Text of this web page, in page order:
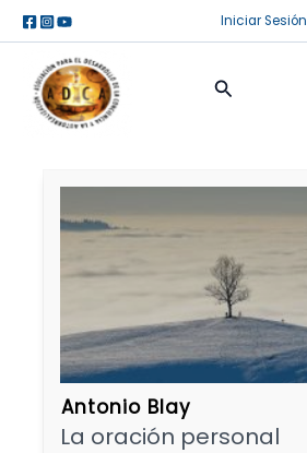
al
contenido
Iniciar Sesión
Buscar
Antonio Blay
La oración personal